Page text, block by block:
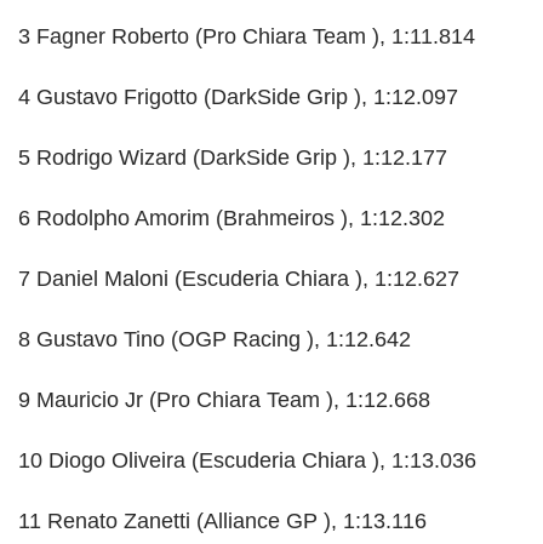
3 Fagner Roberto (Pro Chiara Team ), 1:11.814
4 Gustavo Frigotto (DarkSide Grip ), 1:12.097
5 Rodrigo Wizard (DarkSide Grip ), 1:12.177
6 Rodolpho Amorim (Brahmeiros ), 1:12.302
7 Daniel Maloni (Escuderia Chiara ), 1:12.627
8 Gustavo Tino (OGP Racing ), 1:12.642
9 Mauricio Jr (Pro Chiara Team ), 1:12.668
10 Diogo Oliveira (Escuderia Chiara ), 1:13.036
11 Renato Zanetti (Alliance GP ), 1:13.116